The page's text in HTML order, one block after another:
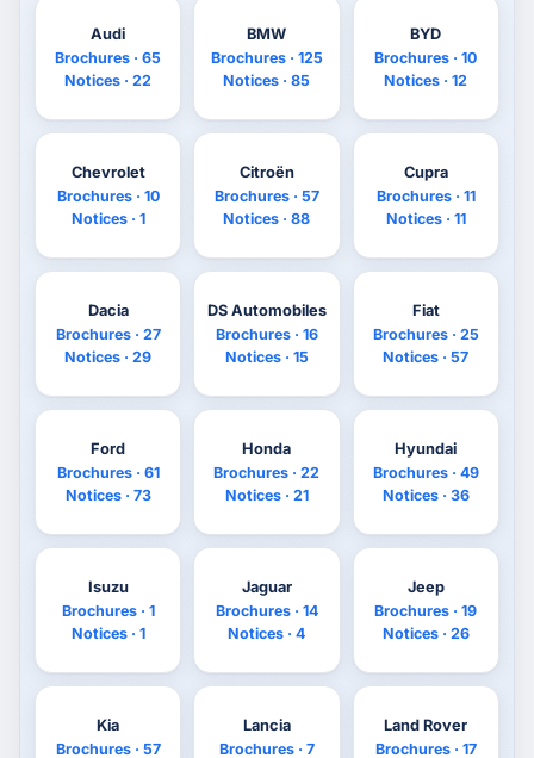
Audi
Brochures · 65
Notices · 22
BMW
Brochures · 125
Notices · 85
BYD
Brochures · 10
Notices · 12
Chevrolet
Brochures · 10
Notices · 1
Citroën
Brochures · 57
Notices · 88
Cupra
Brochures · 11
Notices · 11
Dacia
Brochures · 27
Notices · 29
DS Automobiles
Brochures · 16
Notices · 15
Fiat
Brochures · 25
Notices · 57
Ford
Brochures · 61
Notices · 73
Honda
Brochures · 22
Notices · 21
Hyundai
Brochures · 49
Notices · 36
Isuzu
Brochures · 1
Notices · 1
Jaguar
Brochures · 14
Notices · 4
Jeep
Brochures · 19
Notices · 26
Kia
Brochures · 57
Lancia
Brochures · 7
Land Rover
Brochures · 17